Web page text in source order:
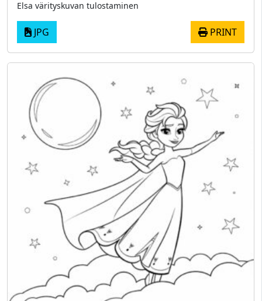
Elsa värityskuvan tulostaminen
JPG PRINT